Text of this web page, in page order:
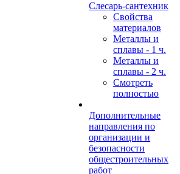
Слесарь-сантехник
Свойства
материалов
Металлы и
сплавы - 1 ч.
Металлы и
сплавы - 2 ч.
Смотреть
полностью
Дополнительные
направления по
организации и
безопасности
общестроительных
работ